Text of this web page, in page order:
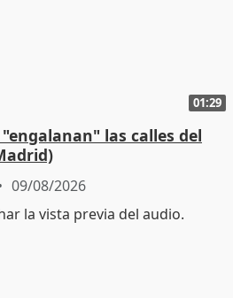
01:29
las calles del
09/08/2026